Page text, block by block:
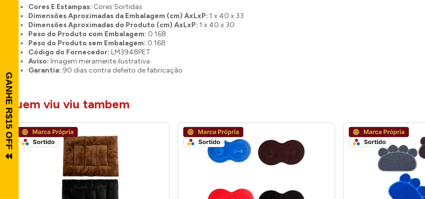
Cores E Estampas: Cores Sortidas
Dimensões Aproximadas da Embalagem (cm) AxLxP: 1 x 40 x 33
Dimensões Aproximadas do Produto (cm) AxLxP: 1 x 40 x 30
Peso do Produto com Embalagem: 0.168
Peso do Produto sem Embalagem: 0.168
Código do Fornecedor: LM3948PET
Aviso: Imagem meramente ilustrativa
Garantia: 90 dias contra defeito de fabricação
quem viu viu tambem